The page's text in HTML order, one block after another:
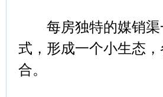
每房独特的媒销渠
式，形成一个小生态
合。